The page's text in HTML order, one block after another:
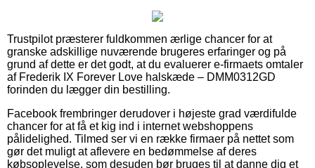
Trustpilot præsterer fuldkommen ærlige chancer for at
granske adskillige nuværende brugeres erfaringer og på
grund af dette er det godt, at du evaluerer e-firmaets omtaler
af Frederik IX Forever Love halskæde – DMM0312GD
forinden du lægger din bestilling.
Facebook frembringer derudover i højeste grad værdifulde
chancer for at få et kig ind i internet webshoppens
pålidelighed. Tilmed ser vi en række firmaer på nettet som
gør det muligt at aflevere en bedømmelse af deres
købsoplevelse, som desuden bør bruges til at danne dig et